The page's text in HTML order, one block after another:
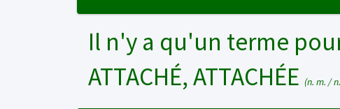
Il n'y a qu'un terme
ATTACHÉ, ATTACHÉE (n. m. /